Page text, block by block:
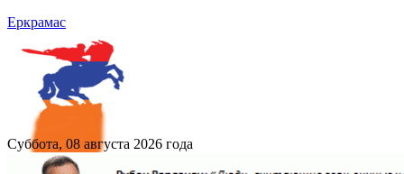
Еркрамас
Суббота, 08 августа 2026 года